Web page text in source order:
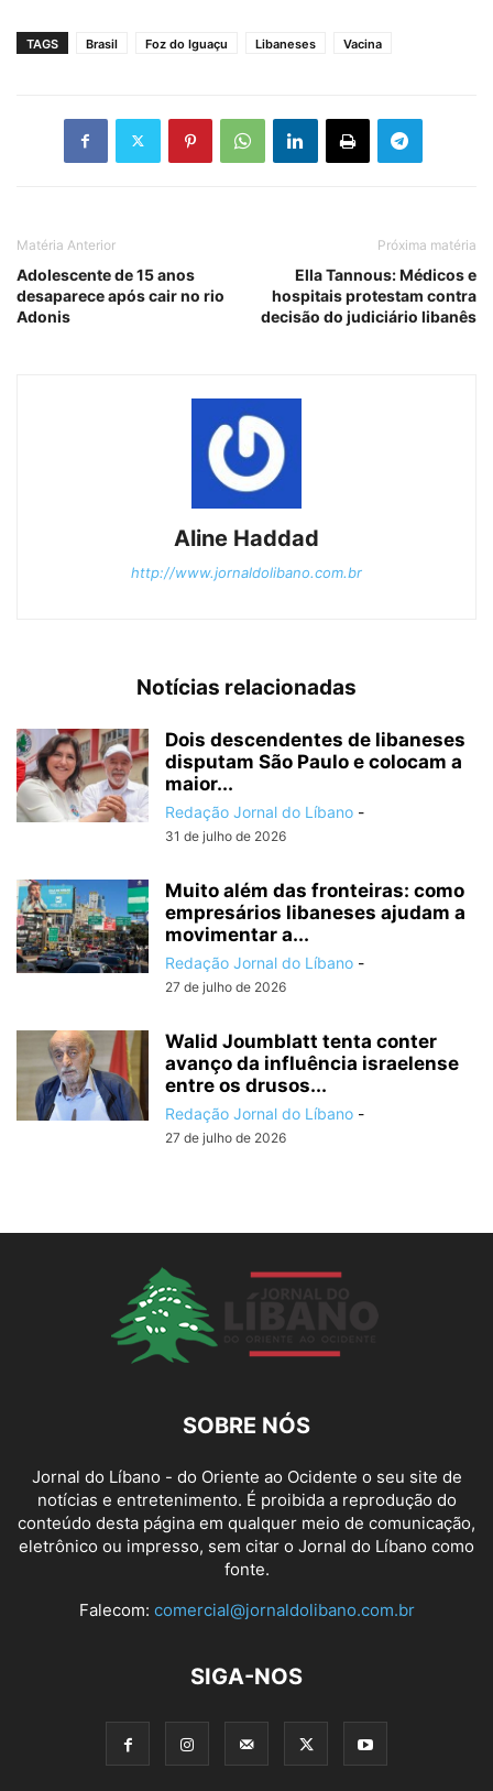
TAGS Brasil Foz do Iguaçu Libaneses Vacina
Matéria Anterior
Adolescente de 15 anos
desaparece após cair no rio
Adonis
Próxima matéria
Ella Tannous: Médicos e
hospitais protestam contra
decisão do judiciário libanês
Aline Haddad
http://www.jornaldolibano.com.br
Notícias relacionadas
Dois descendentes de libaneses
disputam São Paulo e colocam a
maior...
Redação Jornal do Líbano -
31 de julho de 2026
Muito além das fronteiras: como
empresários libaneses ajudam a
movimentar a...
Redação Jornal do Líbano -
27 de julho de 2026
Walid Joumblatt tenta conter
avanço da influência israelense
entre os drusos...
Redação Jornal do Líbano -
27 de julho de 2026
SOBRE NÓS
Jornal do Líbano - do Oriente ao Ocidente o seu site de
notícias e entretenimento. É proibida a reprodução do
conteúdo desta página em qualquer meio de comunicação,
eletrônico ou impresso, sem citar o Jornal do Líbano como
fonte.
Falecom: comercial@jornaldolibano.com.br
SIGA-NOS